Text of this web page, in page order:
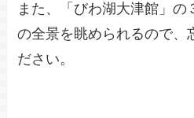
また、「びわ湖大津館」の
の全景を眺められるので、
ださい。